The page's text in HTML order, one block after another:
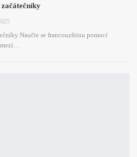
Naučte se francouzštinu pomocí
…